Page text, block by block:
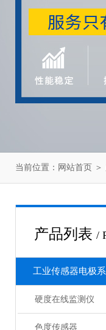
当前位置： 网站首页 ＞
产品列表 /
工业传感器电极系
硬度在线监测仪
色度传感器